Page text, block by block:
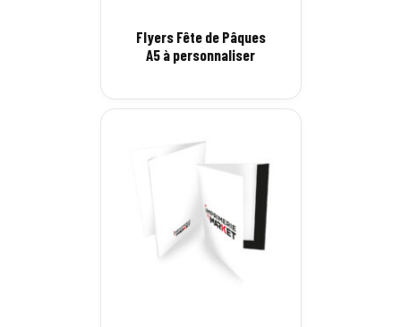
Flyers Fête de Pâques
A5 à personnaliser